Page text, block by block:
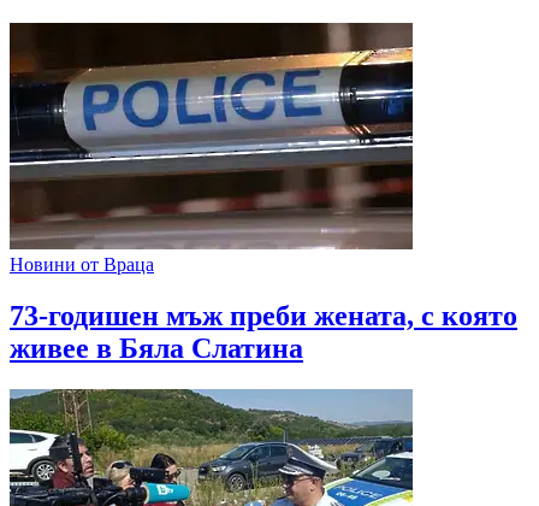
Новини от Враца
73-годишен мъж преби жената, с която
живее в Бяла Слатина